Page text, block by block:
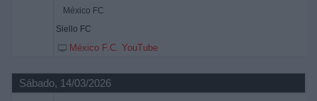
México FC
Siello FC
México F.C. YouTube
Sábado, 14/03/2026